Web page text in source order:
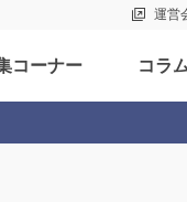
運営
コーナー コラ